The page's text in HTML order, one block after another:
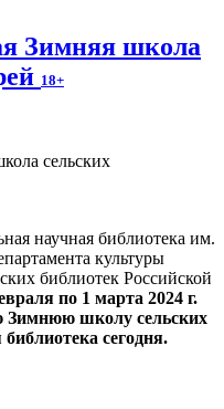
Зимняя школа
18+
научная библиотека им.
культуры
библиотек Российской
по 1 марта 2024 г.
школу сельских
сегодня.